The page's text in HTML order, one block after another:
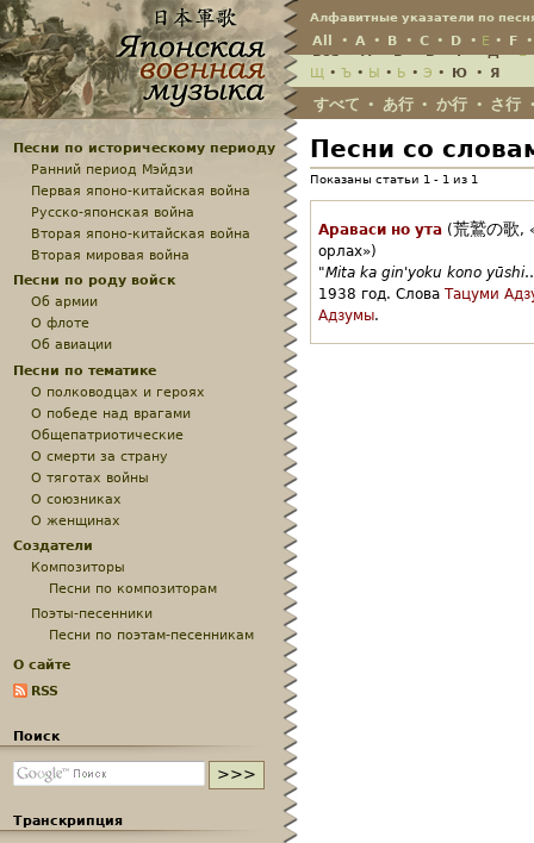
Алфавитные указатели по
All • A • B • C • D • E • F
Всё•А•Б•В•Г•Д•Е
Щ • Ъ • Ы • Ь • Э • Ю • Я
すべて • あ行 • か行 • さ行
Песни со
Показаны статьи 1 - 1 из 1
Араваси но ута (荒鷲の歌,
орлах»)
"Mita ka gin'yoku kono yūshi
1938 год. Слова Тацуми
Адзумы.
Песни по историческому периоду
Ранний период Мэйдзи
Первая японо-китайская война
Русско-японская война
Вторая японо-китайская война
Вторая мировая война
Песни по роду войск
Об армии
О флоте
Об авиации
Песни по тематике
О полководцах и героях
О победе над врагами
Общепатриотические
О смерти за страну
О тяготах войны
О союзниках
О женщинах
Создатели
Композиторы
Песни по композиторам
Поэты-песенники
Песни по поэтам-песенникам
О сайте
RSS
Поиск
Транскрипция